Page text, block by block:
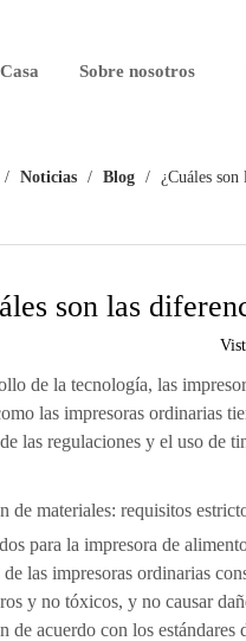
Casa Sobre nosotros
/ Noticias / Blog / ¿Cuáles
son las
de la tecnología, las
las impresoras ordinarias
las regulaciones y el uso de
de materiales: requisitos
para la impresora de
las impresoras ordinarias
y no tóxicos, y no causar
de acuerdo con los